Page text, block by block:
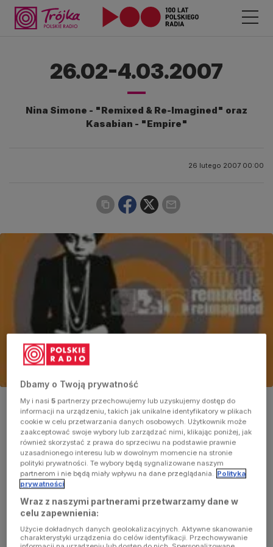
26.02-4.03.2007
Nina Simone - "Remixed & Re-Imagined" oraz
Kasabian - "Empire"
26 lutego 2007 00:00
Nina Simone - "Remixed & Re-Imagined"
Naprawdę nazywała się Eunice Kathleen Waymon, choć świat
zapamięta ją jako Ninę Simone, wszechstronną wokalistkę i
pianistkę, a do tego znaną aktywistkę na rzecz obrony praw
człowieka. Choć sama do ludzi potrafiła też strzelać, gdy ci ją
zdenerwowali (jak chłopak z sąsiedztwa przeszkadzający jej w
koncentracji swoim śmiechem, czy szef wytwórni, który nie
chciał jej zapłacić należnych pieniędzy). Zapamiętamy ją dzięki
Dbamy o Twoją prywatność
My i nasi5 partnerzy przechowujemy lub uzyskujemy dostęp do
informacji na urządzeniu, takich jak unikalne identyfikatory w plikach
cookie w celu przetwarzania danych osobowych. Użytkownik może
zaakceptować swoje wybory lub zarządzać nimi, klikając poniżej, jak
również skorzystać z prawa do sprzeciwu na podstawie prawnie
uzasadnionego interesu lub w dowolnym momencie na stronie
polityki prywatności. Te wybory będą sygnalizowane naszym
partnerom i nie będą miały wpływu na dane przeglądania. Polityka
prywatności
Wraz z naszymi partnerami przetwarzamy dane w
celu zapewnienia:
Użycie dokładnych danych geolokalizacyjnych. Aktywne skanowanie
charakterystyki urządzenia do celów identyfikacji. Przechowywanie